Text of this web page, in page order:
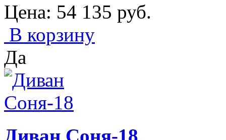
Цена: 54 135 руб.
В корзину
Да